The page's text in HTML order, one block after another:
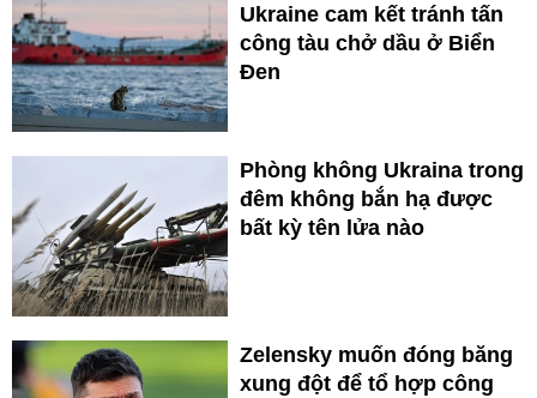
Ukraine cam kết tránh tấn
công tàu chở dầu ở Biển
Đen
Phòng không Ukraina trong
đêm không bắn hạ được
bất kỳ tên lửa nào
Zelensky muốn đóng băng
xung đột để tổ hợp công